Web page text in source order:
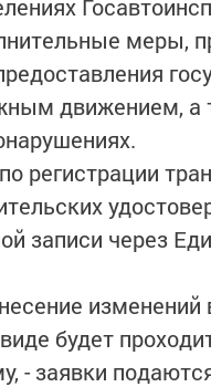
меры,
движением, а
регистрации
записи через
изменений
будет
- заявки